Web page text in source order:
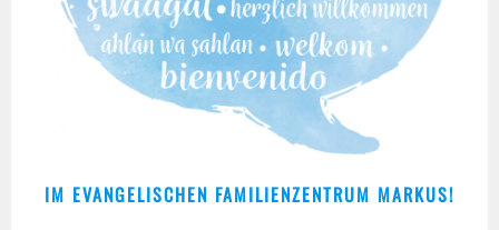
IM EVANGELISCHEN FAMILIENZENTRUM MARKUS!